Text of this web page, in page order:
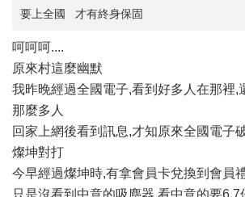
要上全國 才有終身保固
呵呵呵....
原來村這麼幽默
我昨晚經過全國電子,看到好多人在那裡,
那麼多人
回家上網後看到訊息,才知原來全國電子
燦坤對打
今早經過燦坤時,有拿會員卡兌換到會員
只是沒看到中意的吸塵器,看中意的要6.7